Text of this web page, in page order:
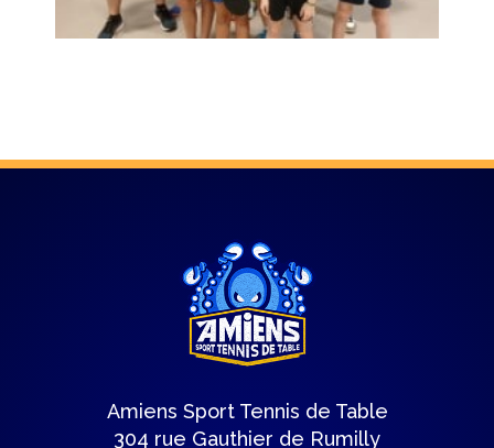
Amiens Sport Tennis de Table
304 rue Gauthier de Rumilly